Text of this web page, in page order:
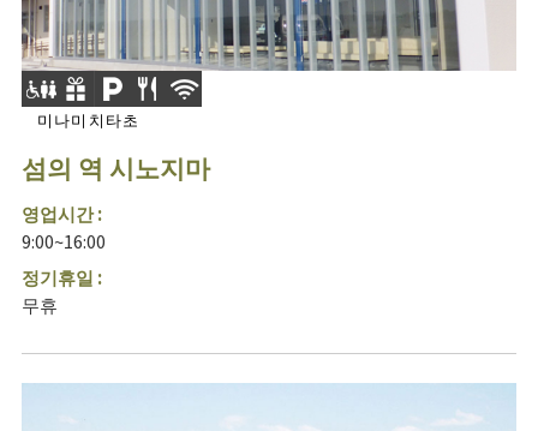
미나미치타초
섬의 역 시노지마
영업시간 :
9:00~16:00
정기휴일 :
무휴